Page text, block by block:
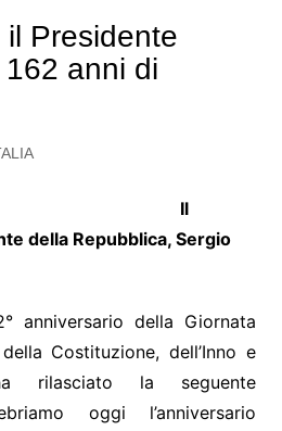
il Presidente
anni di
Il
della Repubblica, Sergio
anniversario della Giornata
Costituzione, dell’Inno e
rilasciato la seguente
oggi l’anniversario